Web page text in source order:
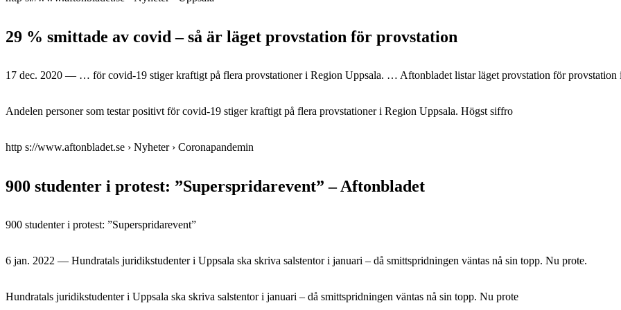
29 % smittade av covid – så är läget provstation för provstation
17 dec. 2020 — … för covid-19 stiger kraftigt på flera provstationer i Region Uppsala. … Aftonbladet listar läget provstation för
Andelen personer som testar positivt för covid-19 stiger kraftigt på flera provstationer i Region Uppsala. Högst siffro
http s://www.aftonbladet.se › Nyheter › Coronapandemin
900 studenter i protest: ”Superspridarevent” – Aftonbladet
900 studenter i protest: ”Superspridarevent”
6 jan. 2022 — Hundratals juridikstudenter i Uppsala ska skriva salstentor i januari – då smittspridningen väntas nå sin topp. Nu prote.
Hundratals juridikstudenter i Uppsala ska skriva salstentor i januari – då smittspridningen väntas nå sin topp. Nu prote